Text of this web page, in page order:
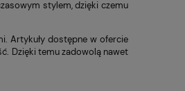
stylem, dzięki czemu
Artykuły dostępne w ofercie
Dzięki temu zadowolą nawet